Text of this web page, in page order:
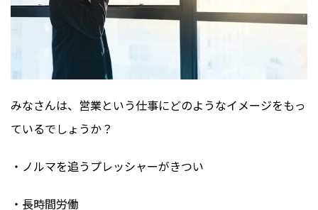
みなさんは、営業という仕事にどのようなイメージをもっ
ているでしょうか？
・ノルマを追うプレッシャーがきつい
・長時間労働